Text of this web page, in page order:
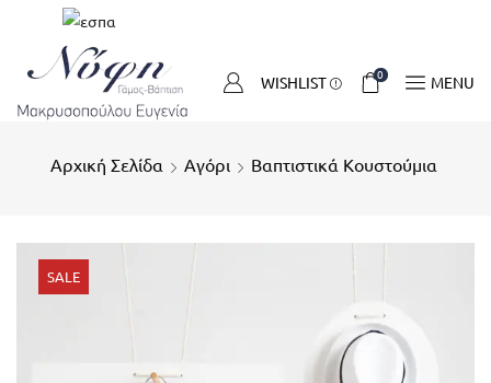
WISHLIST 0 MENU
Αρχική Σελίδα Αγόρι Βαπτιστικά Κουστούμια
SALE